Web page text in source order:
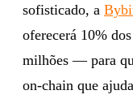
sofisticado, a
oferecerá 10%
milhões — para
on-chain que